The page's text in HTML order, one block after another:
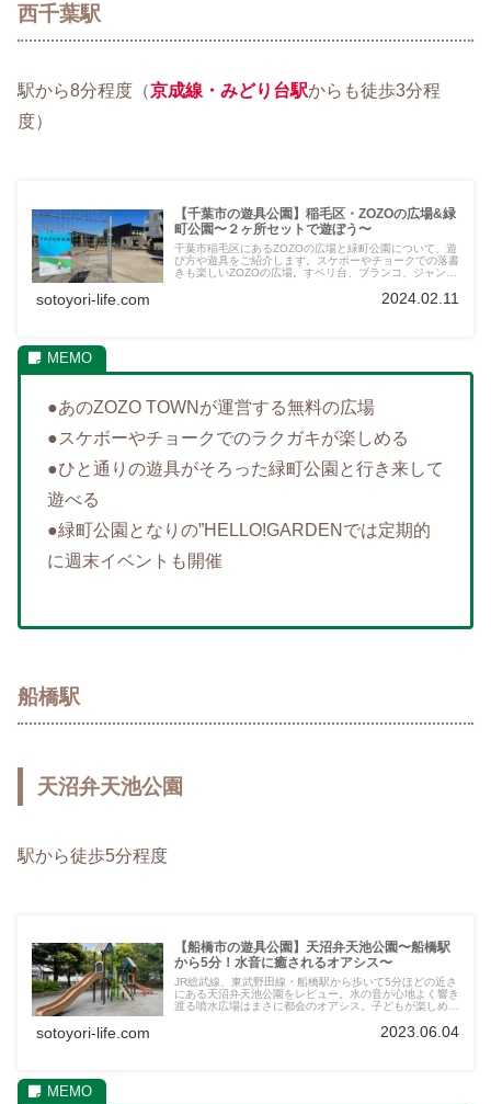
西千葉駅
駅から8分程度（京成線・みどり台駅からも徒歩3分程
度）
【千葉市の遊具公園】稲毛区・ZOZOの広場&緑
町公園〜２ヶ所セットで遊ぼう〜
千葉市稲毛区にあるZOZOの広場と緑町公園について、遊
び方や遊具をご紹介します。スケボーやチョークでの落書
きも楽しいZOZOの広場。すベリ台、ブランコ、ジャング
sotoyori-life.com 2024.02.11
●あのZOZO TOWNが運営する無料の広場
●スケボーやチョークでのラクガキが楽しめる
●ひと通りの遊具がそろった緑町公園と行き来して
遊べる
●緑町公園となりの”HELLO!GARDENでは定期的
に週末イベントも開催
船橋駅
天沼弁天池公園
駅から徒歩5分程度
【船橋市の遊具公園】天沼弁天池公園〜船橋駅
から5分！水音に癒されるオアシス〜
JR総武線、東武野田線・船橋駅から歩いて5分ほどの近さ
にある天沼弁天池公園をレビュー。水の音が心地よく響き
渡る噴水広場はまさに都会のオアシス。子どもが楽しめる
sotoyori-life.com 2023.06.04